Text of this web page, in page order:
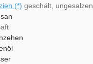
(*) geschält, ungesalzen